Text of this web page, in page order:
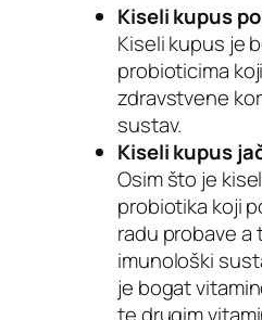
Kiseli kupus
Kiseli kupus je
probioticima
zdravstvene
sustav.
Kiseli kupus
Osim što je
probiotika koji
radu probave a
imunološki
je bogat